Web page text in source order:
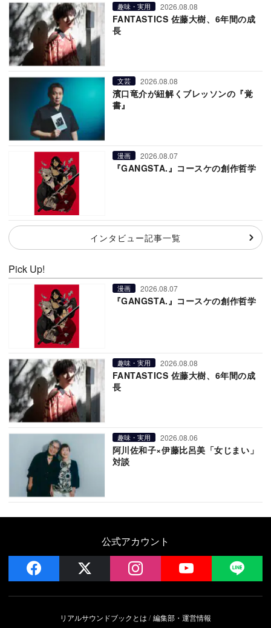
趣味・実用 2026.08.08
FANTASTICS 佐藤大樹、6年間の成
長
文芸 2026.08.08
濱口竜介が紐解くブレッソンの『覚
書』
漫画 2026.08.07
『GANGSTA.』コースケの創作哲学
インタビュー記事一覧
Pick Up!
漫画 2026.08.07
『GANGSTA.』コースケの創作哲学
趣味・実用 2026.08.08
FANTASTICS 佐藤大樹、6年間の成
長
趣味・実用 2026.08.06
阿川佐和子×伊藤比呂美「女じまい」
対談
公式アカウント
facebook instagram YouTube
リアルサウンドブックとは 編集部・運営情報